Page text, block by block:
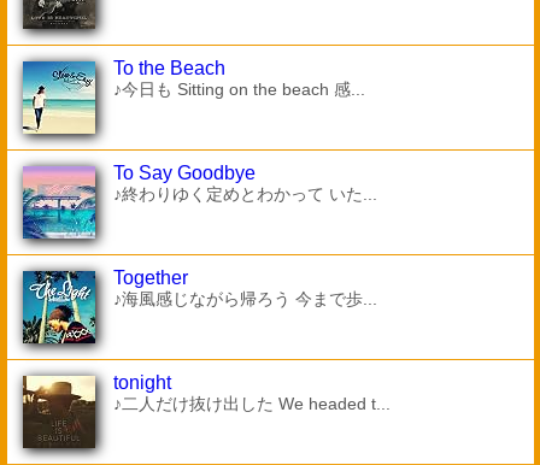
To the Beach
♪今日も Sitting on the beach 感...
To Say Goodbye
♪終わりゆく定めとわかって いた...
Together
♪海風感じながら帰ろう 今まで歩...
tonight
♪二人だけ抜け出した We headed t...